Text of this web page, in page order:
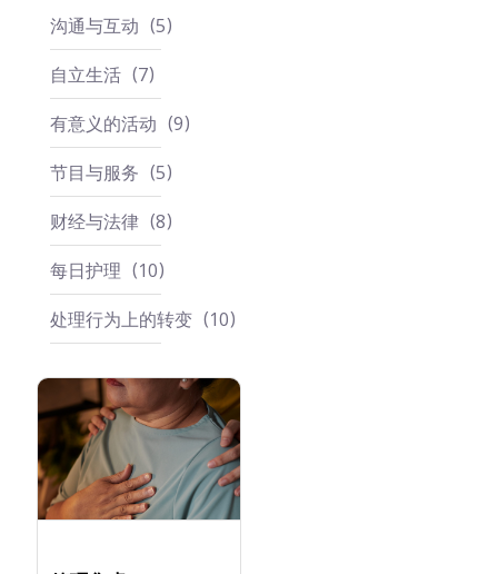
沟通与互动
5
自立生活
7
有意义的活动
9
节目与服务
5
财经与法律
8
每日护理
10
处理行为上的转变
10